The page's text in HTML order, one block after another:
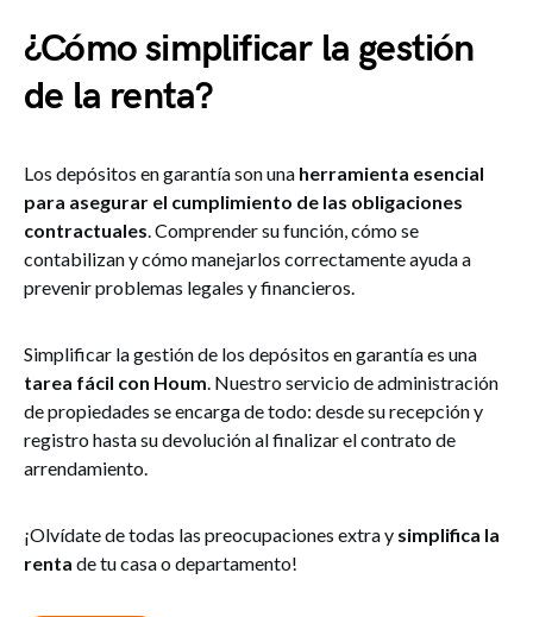
¿Cómo simplificar la gestión
de la renta?
Los depósitos en garantía son una herramienta esencial
para asegurar el cumplimiento de las obligaciones
contractuales. Comprender su función, cómo se
contabilizan y cómo manejarlos correctamente ayuda a
prevenir problemas legales y financieros.
Simplificar la gestión de los depósitos en garantía es una
tarea fácil con Houm. Nuestro servicio de administración
de propiedades se encarga de todo: desde su recepción y
registro hasta su devolución al finalizar el contrato de
arrendamiento.
¡Olvídate de todas las preocupaciones extra y simplifica la
renta de tu casa o departamento!